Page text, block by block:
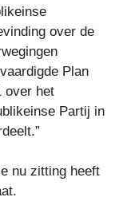
over de
Plan
over het
Partij in
nu zitting heeft